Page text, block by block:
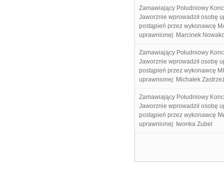
Zamawiający Południowy
Jaworznie wprowadził osobę
postąpień przez wykonawcę
uprawnionej: Marcinek
Zamawiający Południowy
Jaworznie wprowadził osobę
postąpień przez wykonawcę
uprawnionej: Michałek
Zamawiający Południowy
Jaworznie wprowadził osobę
postąpień przez wykonawcę
uprawnionej: Iwonka Zubel